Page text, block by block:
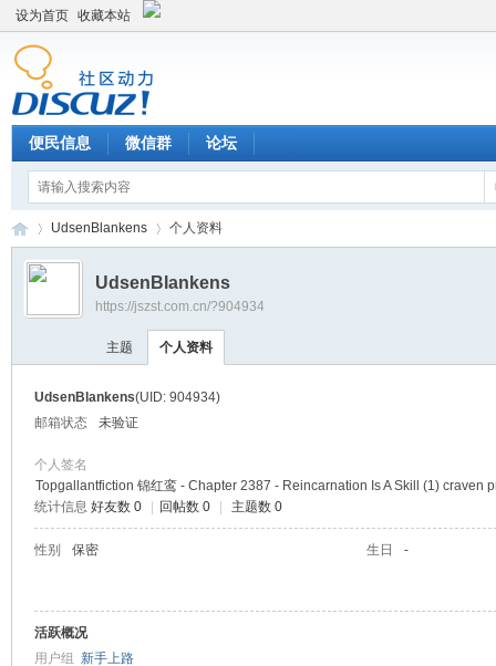
设为首页 收藏本站
便民信息 微信群 论坛
›
UdsenBlankens 个人资料
UdsenBlankens
https://jszst.com.cn/?904934
主题 个人资料
UdsenBlankens(UID: 904934)
邮箱状态
未验证
个人签名
Topgallantfiction 锦红鸾 - Chapter 2387 - Reincarnation Is A Skill (1) craven
统计信息 好友数 0 回帖数 0 主题数 0
性别 保密 生日 -
活跃概况
用户组 新手上路